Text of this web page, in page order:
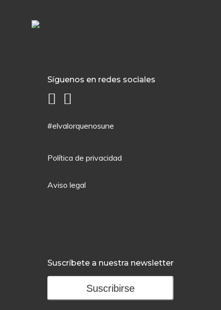
Síguenos en redes sociales
#elvalorquenosune
Política de privacidad
Aviso legal
Suscríbete a nuestra newsletter
Suscribirse